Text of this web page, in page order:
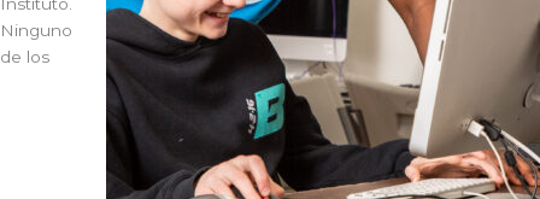
Ninguno
de los